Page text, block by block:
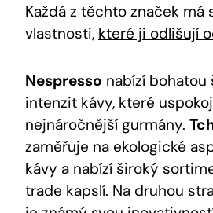
Každá z těchto značek má
vlastnosti, které ji odlišují
Nespresso nabízí bohatou
intenzit kávy, které
nejnáročnější gurmány.
zaměřuje na ekologické
kávy a nabízí široký
trade kapslí. Na druhou